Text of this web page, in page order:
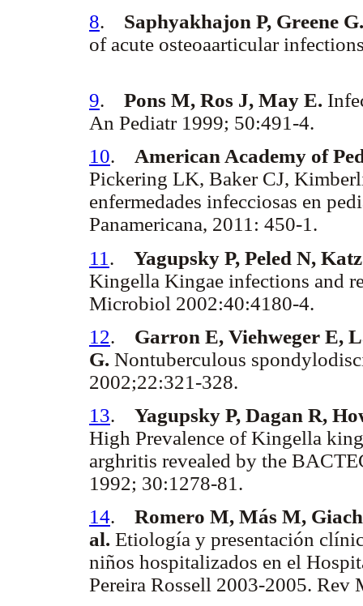
8. Saphyakhajon P, Greene G.
of acute osteoaarticular
9. Pons M, Ros J, May E.
An Pediatr 1999; 50:491-4.
10. American Academy of
Pickering LK, Baker CJ,
enfermedades infecciosas en
Panamericana, 2011: 450-1.
11 . Yagupsky P, Peled N,
Kingella Kingae infections and
Microbiol 2002:40:4180-4.
12. Garron E, Viehweger E,
G. Nontuberculous
2002;22:321-328.
13. Yagupsky P, Dagan R,
High Prevalence of Kingella
arghritis revealed by the
1992; 30:1278-81.
14. Romero M, Más M,
al. Etiología y presentación
niños hospitalizados en el
Pereira Rossell 2003-2005. Rev